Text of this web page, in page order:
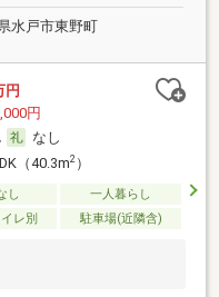
水戸市東野町
円
円
なし
（40.3m2）
し
一人暮らし
レ別 駐車場(近隣含)